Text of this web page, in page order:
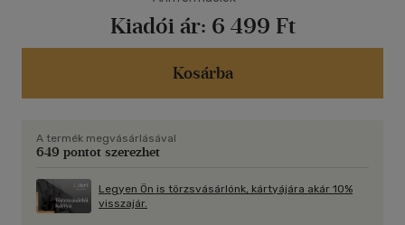
lánya még csak tizenhét éves, ő pedig nem bízik Dylanben.
És amikor egyáltalán nem hall a lány felől semmit, halálra
magát szembe.
Vajon sikerül megtalálnia a lányát, mielőtt túl késő lenne?
Heidi Perks Sunday Times bestsellerszerző thrillerének
Kiadói ár: 6 499 Ft
Kosárba
A termék megvásárlásával
649 pontot szerezhet
Legyen Ön is törzsvásárlónk, kártyájára akár 10%
visszajár.